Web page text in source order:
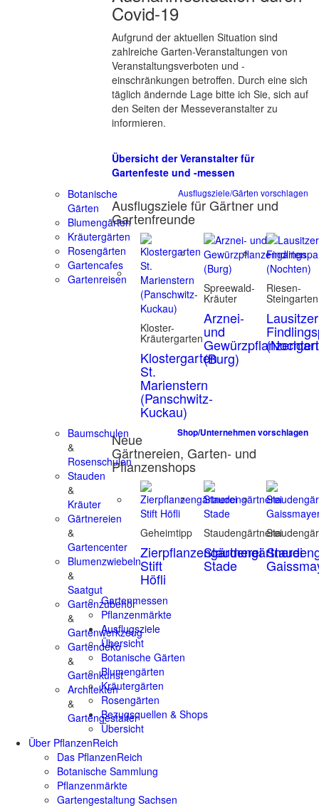
Covid-19
Aufgrund der aktuellen Situation sind
zahlreiche Garten-Veranstaltungen von
Veranstaltungsverboten und -
einschränkungen betroffen. Durch eine sich
täglich ändernde Lage bitte ich Sie, sich auf
den Seiten der Messeveranstalter zu
informieren.
Übersicht der Veranstalter für
Gartenfeste und -messen
Botanische
Gärten
Blumengärten
Kräutergärten
Rosengärten
Gartencafes
Gartenreisen
Ausflugsziele/Gärten vorschlagen
Ausflugsziele für Gärtner und
Gartenfreunde
Kloster-
Kräutergarten
Klostergarten
St.
Marienstern
(Panschwitz-
Kuckau)
Spreewald-
Kräuter
Arznei-
und
(Burg)
Riesen-
Steingarten
Lausitzer
Baumschulen
&
Rosenschulen
Stauden
&
Kräuter
Gärtnereien
&
Gartencenter
Blumenzwiebeln
&
Saatgut
Gartenzubehör
&
Gartenwerkzeug
Gartendeko
&
Gartenkunst
Architekten
&
Gartengestalter
Shop/Unternehmen vorschlagen
Neue
Gärtnereien, Garten- und
Pflanzenshops
Geheimtipp
Zierpflanzengärtnerei
Stift
Höfli
Staudengärtnerei
Staudengärtnerei
Stade
Gartenmessen
Pflanzenmärkte
Ausflugsziele
Übersicht
Botanische Gärten
Blumengärten
Kräutergärten
Rosengärten
Bezugsquellen & Shops
Übersicht
Über PflanzenReich
Das PflanzenReich
Botanische Sammlung
Pflanzenmärkte
Gartengestaltung Sachsen